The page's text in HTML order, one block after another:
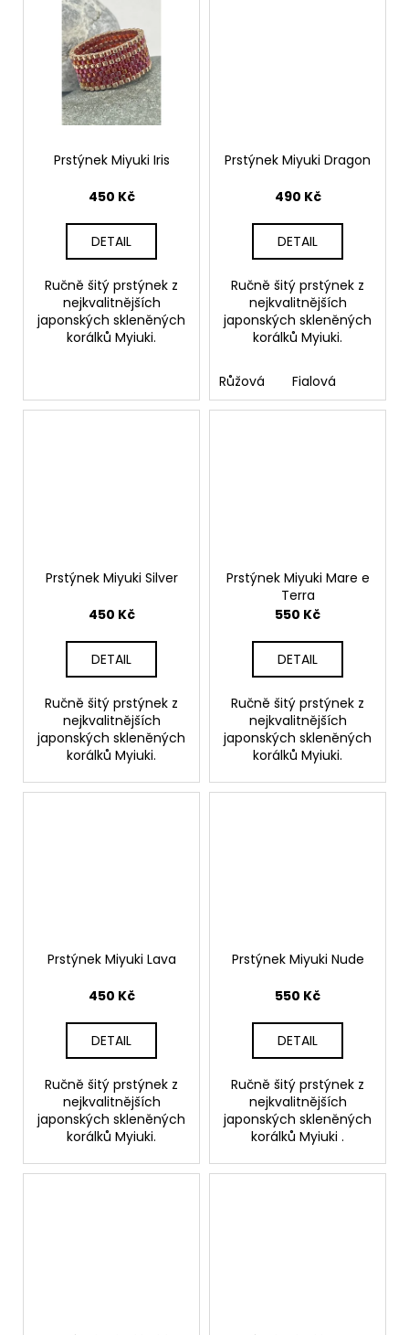
Prstýnek Miyuki Iris
450 Kč
DETAIL
Ručně šitý prstýnek z
nejkvalitnějších
japonských skleněných
korálků Myiuki.
Prstýnek Miyuki Dragon
490 Kč
DETAIL
Ručně šitý prstýnek z
nejkvalitnějších
japonských skleněných
korálků Myiuki.
Růžová Fialová
Prstýnek Miyuki Silver
450 Kč
DETAIL
Ručně šitý prstýnek z
nejkvalitnějších
japonských skleněných
korálků Myiuki.
Prstýnek Miyuki Mare e
Terra
550 Kč
DETAIL
Ručně šitý prstýnek z
nejkvalitnějších
japonských skleněných
korálků Myiuki.
Prstýnek Miyuki Lava
450 Kč
DETAIL
Ručně šitý prstýnek z
nejkvalitnějších
japonských skleněných
korálků Myiuki.
Prstýnek Miyuki Nude
550 Kč
DETAIL
Ručně šitý prstýnek z
nejkvalitnějších
japonských skleněných
korálků Myiuki .